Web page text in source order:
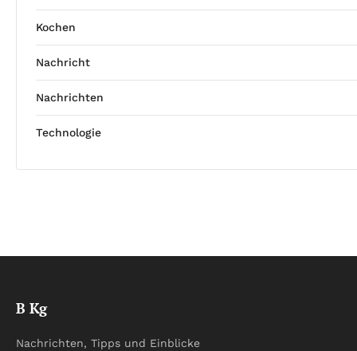
Kochen
Nachricht
Nachrichten
Technologie
B Kg
Nachrichten, Tipps und Einblicke